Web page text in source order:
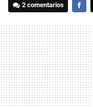
2 comentarios